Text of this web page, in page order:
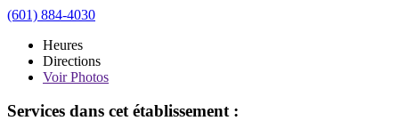
(601) 884-4030
Heures
Directions
VoirPhotos
Services dans cet établissement :